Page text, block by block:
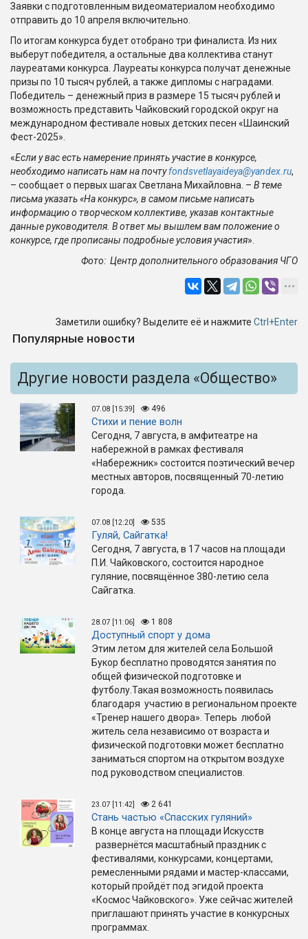
Заявки с подготовленным видеоматериалом необходимо
отправить до 10 апреля включительно.
По итогам конкурса будет отобрано три финалиста. Из них
выберут победителя, а остальные два коллектива станут
лауреатами конкурса. Лауреаты конкурса получат денежные
призы по 10 тысяч рублей, а также дипломы с наградами.
Победитель – денежный приз в размере 15 тысяч рублей и
возможность представить Чайковский городской округ на
международном фестивале новых детских песен «Шаинский
Фест-2025».
«Если у вас есть намерение принять участие в конкурсе,
необходимо написать нам на почтуfondsvetlayaideya@yandex.ru,
– сообщает о первых шагах Светлана Михайловна. – В теме
письма указать «На конкурс», в самом письме написать
информацию о творческом коллективе, указав контактные
данные руководителя. В ответ мы вышлем вам положение о
конкурсе, где прописаны подробные условия участия».
Фото: Центр дополнительного образования ЧГО
Заметили ошибку? Выделите её и нажмите Ctrl+Enter
Популярные новости
Другие новости раздела «Общество»
07.08 [15:39] 496
Стихи и пение волн
Сегодня, 7 августа, в амфитеатре на
набережной в рамках фестиваля
«Набережник» состоится поэтический вечер
местных авторов, посвященный 70-летию
города.
07.08 [12:20] 535
Гуляй, Сайгатка!
Сегодня, 7 августа, в 17 часов на площади
П.И. Чайковского, состоится народное
гуляние, посвящённое 380-летию села
Сайгатка.
28.07 [11:06] 1 808
Доступный спорт у дома
Этим летом для жителей села Большой
Букор бесплатно проводятся занятия по
общей физической подготовке и
футболу.Такая возможность появилась
благодаря участию в региональном проекте
«Тренер нашего двора». Теперь любой
житель села независимо от возраста и
физической подготовки может бесплатно
заниматься спортом на открытом воздухе
под руководством специалистов.
23.07 [11:42] 2 641
Стань частью «Спасских гуляний»
В конце августа на площади Искусств
развернётся масштабный праздник с
фестивалями, конкурсами, концертами,
ремесленными рядами и мастер-классами,
который пройдёт под эгидой проекта
«Космос Чайковского». Уже сейчас жителей
приглашают принять участие в конкурсных
программах.